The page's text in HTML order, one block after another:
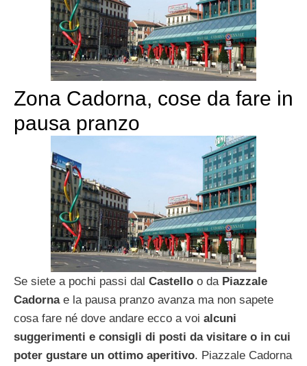
Zona Cadorna, cose da fare in
pausa pranzo
Se siete a pochi passi dal Castello o da Piazzale
Cadornae la pausa pranzo avanza ma non sapete
cosa fare né dove andare ecco a voi alcuni
suggerimenti e consigli di posti da visitare o in cui
poter gustare un ottimo aperitivo. Piazzale Cadorna